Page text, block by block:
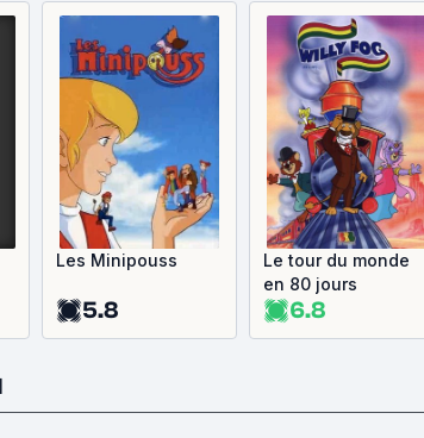
Les Minipouss
5.8
Le tour du monde
en 80 jours
6.8